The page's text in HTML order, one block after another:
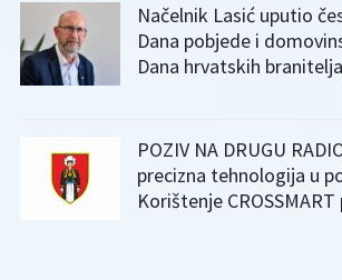
Načelnik Lasić uputio
Dana pobjede i
Dana hrvatskih branitelja
POZIV NA DRUGU
precizna tehnologija u
Korištenje